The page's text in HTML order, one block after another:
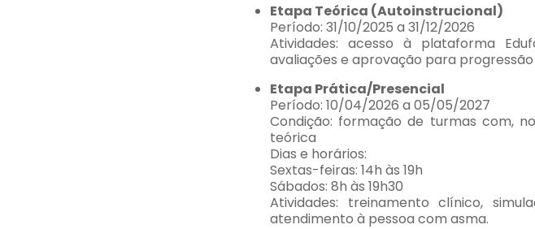
Etapa Teórica (Autoinstrucional)
Período: 31/10/2025 a 31/12/2026
Atividades: acesso à plataforma
avaliações e aprovação para progressão
Etapa Prática/Presencial
Período: 10/04/2026 a 05/05/2027
Condição: formação de turmas com,
teórica
Dias e horários:
Sextas-feiras: 14h às 19h
Sábados: 8h às 19h30
Atividades: treinamento clínico,
atendimento à pessoa com asma.